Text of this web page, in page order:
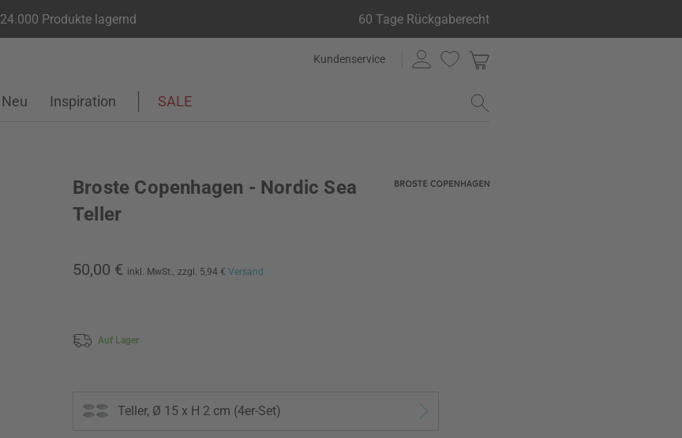
24.000 Produkte lagernd 60 Tage Rückgaberecht
Kundenservice
Neu Inspiration SALE
Broste Copenhagen - Nordic Sea
Teller
50,00 € inkl. MwSt., zzgl. 5,94 € Versand
Auf Lager
Teller, Ø 15 x H 2 cm (4er-Set)